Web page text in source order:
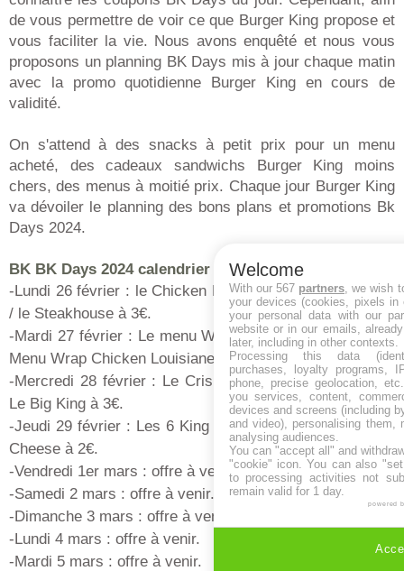
de vous permettre de voir ce que Burger King propose et
vous faciliter la vie. Nous avons enquêté et nous vous
proposons un planning BK Days mis à jour chaque matin
avec la promo quotidienne Burger King en cours de
validité.
On s'attend à des snacks à petit prix pour un menu
acheté, des cadeaux sandwichs Burger King moins
chers, des menus à moitié prix. Chaque jour Burger King
va dévoiler le planning des bons plans et promotions Bk
Days 2024.
BK BK Days 2024 calendrier des offres du jour :
-Lundi 26 février : le Chicken Louisiane Steakhouse à 3€
/ le Steakhouse à 3€.
-Mardi 27 février : Le menu Wrap Crousty Chèvre à 5€ /
Menu Wrap Chicken Louisiane à 5€.
-Mercredi 28 février : Le Crispy Chicken Cheese à 3€ /
Le Big King à 3€.
-Jeudi 29 février : Les 6 King Nuggets à 2€ / Les 6 Chili
Cheese à 2€.
-Vendredi 1er mars : offre à venir.
-Samedi 2 mars : offre à venir.
-Dimanche 3 mars : offre à venir.
-Lundi 4 mars : offre à venir.
-Mardi 5 mars : offre à venir.
Welcome
With our 567 partners , we wish
your devices (cookies, pixels
your personal data with our
website or in our emails,
later, including in other contexts.
Processing this data
purchases, loyalty programs,
phone, precise geolocation,
you services, content,
devices and screens (including
and video), personalising them,
analysing audiences.
You can "accept all" and
"cookie" icon. You can also
to processing activities not
remain valid for 1 day.
powered